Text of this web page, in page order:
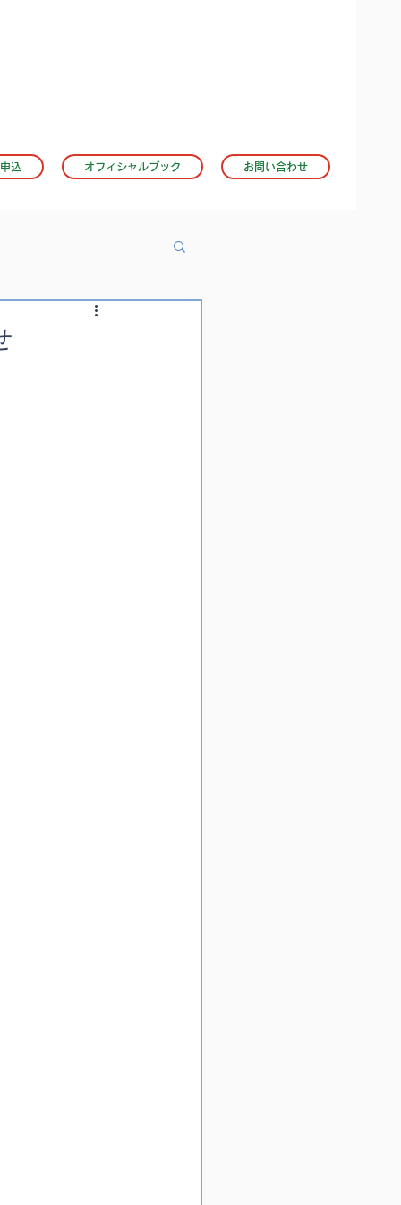
込 オフィシャルブック お問い合わせ